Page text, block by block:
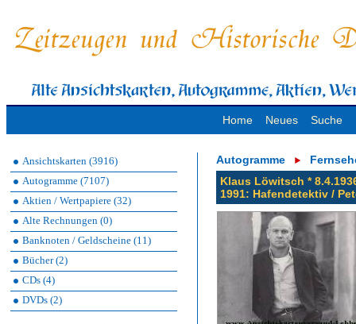
Home Neues Suche
Ansichtskarten (3916)
Autogramme (7107)
Aktien / Wertpapiere (32)
Alte Rechnungen (0)
Banknoten / Geldscheine (11)
Bücher (2)
CDs (4)
DVDs (2)
Autogramme
Klaus Löwitsch *
1991: Hafendetektiv /